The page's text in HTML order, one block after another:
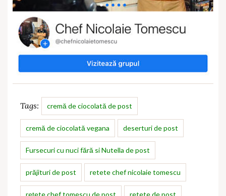
Tags: cremă de ciocolată de post
cremă de ciocolată vegana deserturi de post
Fursecuri cu nuci fără si Nutella de post
prăjituri de post retete chef nicolaie tomescu
rețete chef tomescu de post retete de post